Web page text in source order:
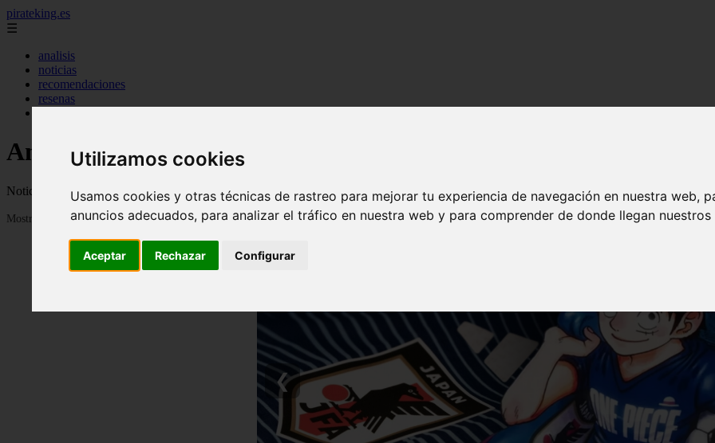
Utilizamos cookies
Usamos cookies y otras técnicas de rastreo para mejorar tu experiencia de navegación en nuestra web,
anuncios adecuados, para analizar el tráfico en nuestra web y para comprender de donde llegan
Aceptar Rechazar Configurar
pirateking.es
☰
analisis
noticias
recomendaciones
resenas
Anime en Español
Noticias, novedades, fanfics, trailers, videos, avances y todo sobre anime en español
Mostrando 1 - 24 de 234 artículos
Reseña Hentai - Kuroinu: Kedakaki Seijo wa Hakudaku ni
Español
❮